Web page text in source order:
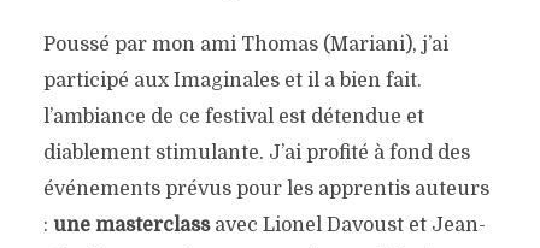
Poussé par mon ami Thomas (Mariani), j’ai
participé aux Imaginales et il a bien fait.
l’ambiance de ce festival est détendue et
diablement stimulante. J’ai profité à fond des
événements prévus pour les apprentis auteurs
: une masterclassavec Lionel Davoust et Jean-